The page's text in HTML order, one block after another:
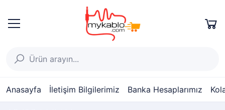
Anasayfa İletişim Bilgilerimiz Banka Hesaplarımız